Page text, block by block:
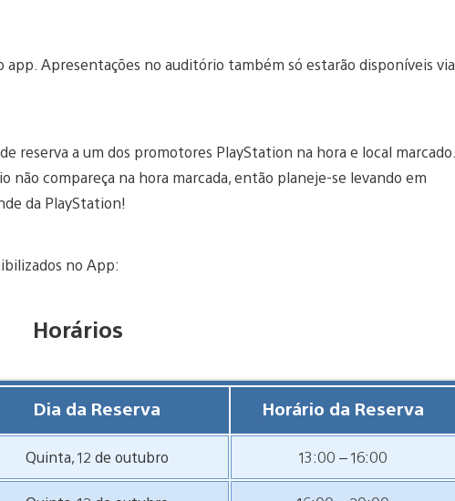
Apresentações no auditório também só estarão disponíveis via
reserva a um dos promotores PlayStation na hora e local marcado.
não compareça na hora marcada, então planeje-se levando em
da PlayStation!
no App:
Horários
Dia da Reserva Horário da Reserva
Quinta, 12 de outubro
13:00 – 16:00